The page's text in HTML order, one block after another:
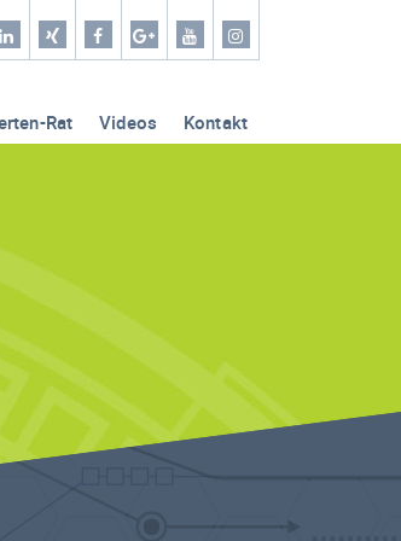
Rat Videos Kontakt
Home
Leistungen
Videos
Kontakt